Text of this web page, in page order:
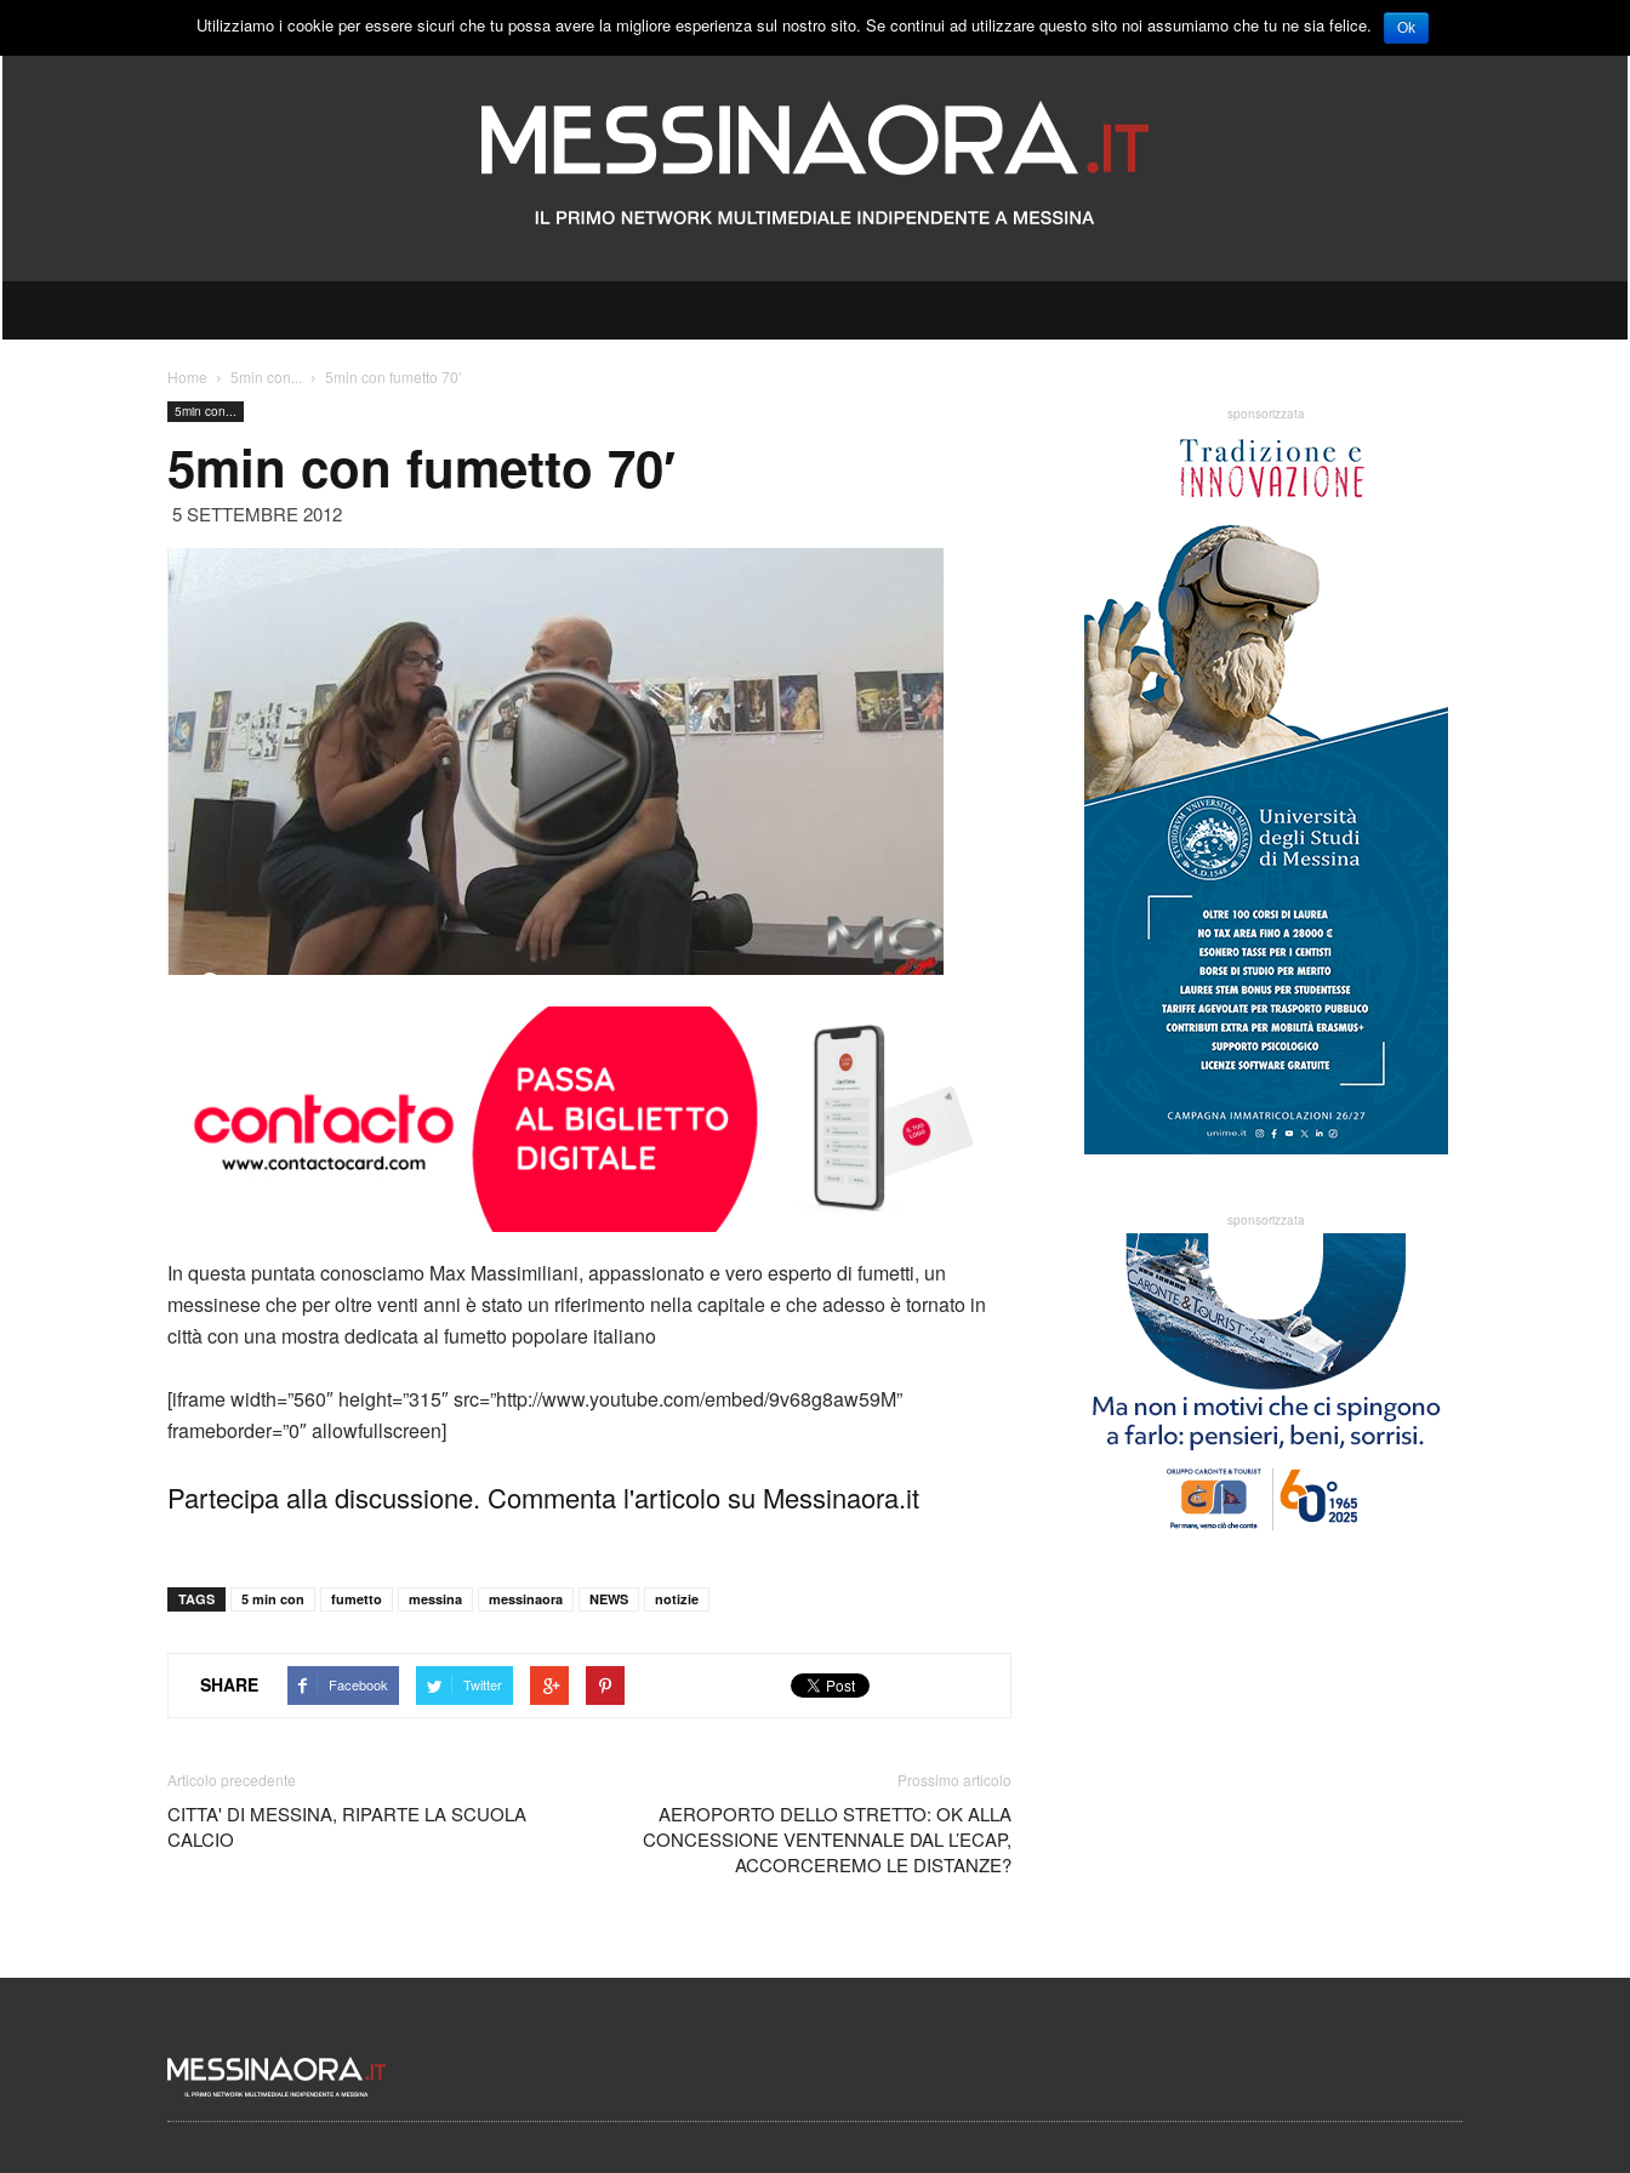
GIOVEDÌ, 6 AGOSTO 2026 PUBBLICITÀ
Home 5min con... 5min con fumetto 70′
5min con...
5min con fumetto 70′
5 SETTEMBRE 2012
In questa puntata conosciamo Max Massimiliani, appassionato e vero esperto di fumetti, un
messinese che per oltre venti anni è stato un riferimento nella capitale e che adesso è tornato in
città con una mostra dedicata al fumetto popolare italiano
[iframe width=”560″ height=”315″ src=”http://www.youtube.com/embed/9v68g8aw59M”
frameborder=”0″ allowfullscreen]
Partecipa alla discussione. Commenta l'articolo su Messinaora.it
TAGS 5 min con fumetto messina messinaora NEWS notizie
SHARE Facebook Twitter
Articolo precedente
CITTA' DI MESSINA, RIPARTE LA SCUOLA
CALCIO
Prossimo articolo
AEROPORTO DELLO STRETTO: OK ALLA
CONCESSIONE VENTENNALE DAL L’ECAP,
ACCORCEREMO LE DISTANZE?
sponsorizzata
sponsorizzata
Utilizziamo i cookie per essere sicuri che tu possa avere la migliore esperienza sul nostro sito. Se continui ad utilizzare questo sito noi assumiamo che tu ne sia felice. Ok